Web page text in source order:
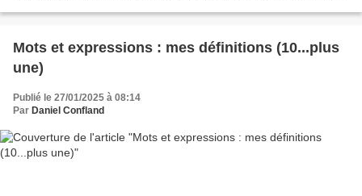
Mots et expressions : mes définitions (10...plus
une)
Publié le 27/01/2025 à 08:14
Par Daniel Confland